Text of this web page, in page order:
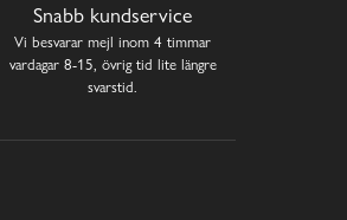
Snabb kundservice
Vi besvarar mejl inom 4 timmar
vardagar 8-15, övrig tid lite längre
svarstid.